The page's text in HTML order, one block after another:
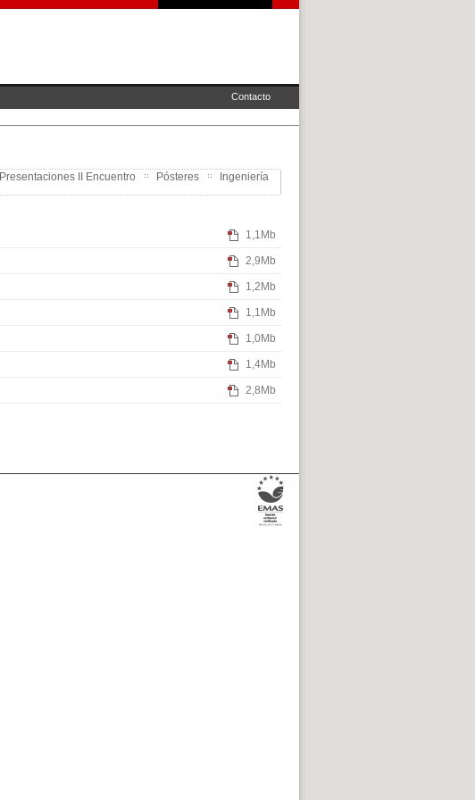
Contacto
Presentaciones II Encuentro Pósteres
Ingeniería
1,1Mb
2,9Mb
1,2Mb
1,1Mb
1,0Mb
1,4Mb
2,8Mb